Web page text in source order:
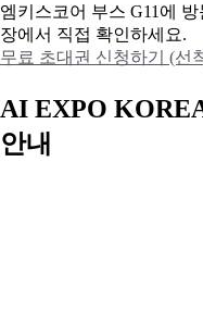
엠키스코어 부스 G11에
장에서 직접 확인하세요.
무료 초대권 신청하기 (선
AI EXPO
안내